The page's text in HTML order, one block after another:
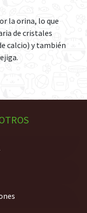
la orina, lo que
de cristales
calcio) y también